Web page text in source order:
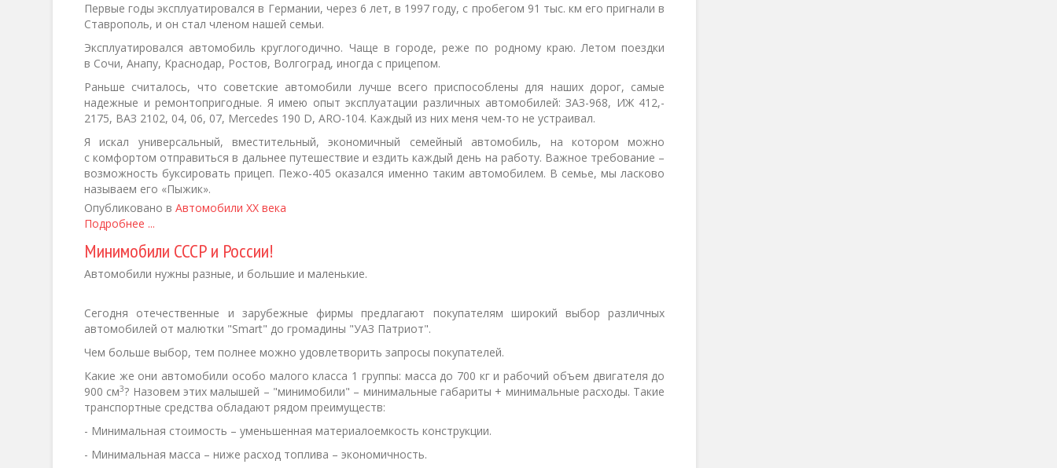
Первые годы эксплуатировался в Германии, через 6 лет, в 1997 году, с пробегом 91 тыс. км его пригнали в
Ставрополь, и он стал членом нашей семьи.
Эксплуатировался автомобиль круглогодично. Чаще в городе, реже по родному краю. Летом поездки
в Сочи, Анапу, Краснодар, Ростов, Волгоград, иногда с прицепом.
Раньше считалось, что советские автомобили лучше всего приспособлены для наших дорог, самые
надежные и ремонтопригодные. Я имею опыт эксплуатации различных автомобилей: ЗАЗ-968, ИЖ 412,-
2175, ВАЗ 2102, 04, 06, 07, Mercedes 190 D, ARO-104. Каждый из них меня чем-то не устраивал.
Я искал универсальный, вместительный, экономичный семейный автомобиль, на котором можно
с комфортом отправиться в дальнее путешествие и ездить каждый день на работу. Важное требование –
возможность буксировать прицеп. Пежо-405 оказался именно таким автомобилем. В семье, мы ласково
называем его «Пыжик».
Опубликовано в Автомобили XX века
Подробнее ...
Минимобили СССР и России!
Автомобили нужны разные, и большие и маленькие.
Сегодня отечественные и зарубежные фирмы предлагают покупателям широкий выбор различных
автомобилей от малютки "Smart" до громадины "УАЗ Патриот".
Чем больше выбор, тем полнее можно удовлетворить запросы покупателей.
Какие же они автомобили особо малого класса 1 группы: масса до 700 кг и рабочий объем двигателя до
900 см3? Назовем этих малышей – "минимобили" – минимальные габариты + минимальные расходы. Такие
транспортные средства обладают рядом преимуществ:
- Минимальная стоимость – уменьшенная материалоемкость конструкции.
- Минимальная масса – ниже расход топлива – экономичность.